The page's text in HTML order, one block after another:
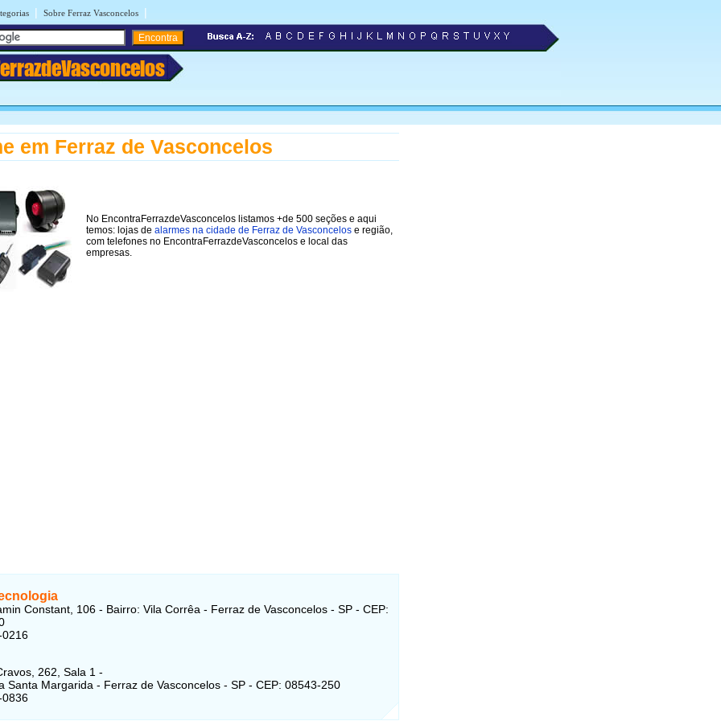
| Sobre Ferraz Vasconcelos |
em Ferraz de Vasconcelos
No EncontraFerrazdeVasconcelos listamos +de 500 seções e aqui
temos: lojas de alarmes na cidade de Ferraz de Vasconcelos e região,
com telefones no EncontraFerrazdeVasconcelos e local das
empresas.
Constant, 106 - Bairro: Vila Corrêa - Ferraz de Vasconcelos - SP - CEP:
0216
262, Sala 1 -
Santa Margarida - Ferraz de Vasconcelos - SP - CEP: 08543-250
0836